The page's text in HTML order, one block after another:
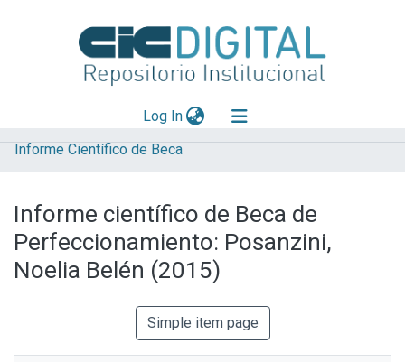
Log In(current)
Explorar
Aportar material
Statistics
Informe Científico de Beca
Informe científico de Beca de
Perfeccionamiento: Posanzini,
Noelia Belén (2015)
Simple item page